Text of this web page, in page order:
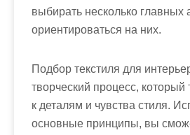
выбирать несколько главных
ориентироваться на них.
Подбор текстиля для
творческий процесс, который
к деталям и чувства стиля.
основные принципы, вы